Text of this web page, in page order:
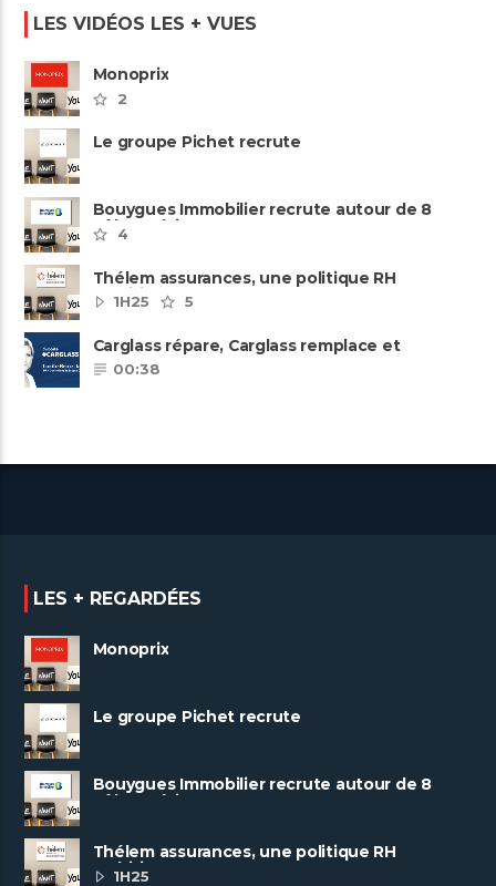
LES VIDÉOS LES + VUES
Monoprix
2
Le groupe Pichet recrute
Bouygues Immobilier recrute autour de 8
pôles métiers
4
Thélem assurances, une politique RH
ambitieuse
1H25 5
Carglass répare, Carglass remplace et
Carglass embauche également.
00:38
LES + REGARDÉES
Monoprix
Le groupe Pichet recrute
Bouygues Immobilier recrute autour de 8
pôles métiers
Thélem assurances, une politique RH
ambitieuse
1H25